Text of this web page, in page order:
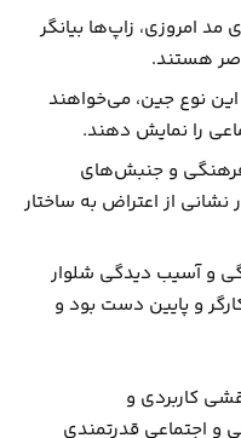
مد امروزی، زاپ‌ها بیانگر
هستند.
این نوع جین، می‌خواهند
را نمایش دهند.
و جنبش‌های
از اعتراض به ساختار
و آسیب دیدگی شلوار
و پایین دست بود و
کاربردی و
و اجتماعی قدرتمندی